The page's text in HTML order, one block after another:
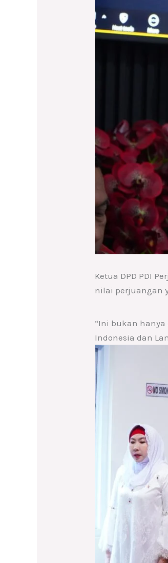
Ketua DPD PDI
nilai perjuangan
“Ini bukan
Indonesia dan